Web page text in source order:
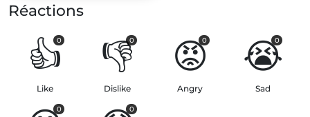
Réactions
👍
0
Like
👎
0
Dislike
😡
0
Angry
😭
0
Sad
0 0